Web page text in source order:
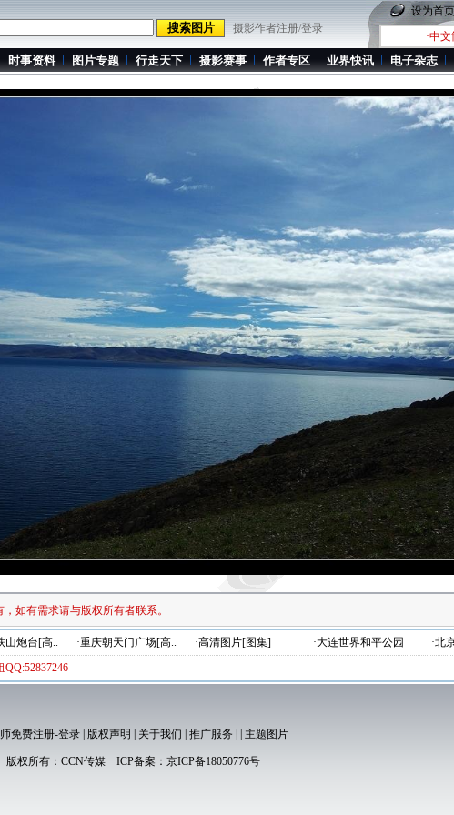
摄影作者注册/登录
设为首页
·中
时事资料 图片专题 行走天下 摄影赛事 作者专区 业界快讯 电子杂志
如有需求请与版权所有者联系。
山炮台[高.. ·重庆朝天门广场[高.. ·高清图片[图集] ·大连世界和平公园
·北
QQ:52837246
免费注册-登录| 版权声明 关于我们 推广服务 主题图片
版权所有： CCN传媒ICP备案： 京ICP备18050776号